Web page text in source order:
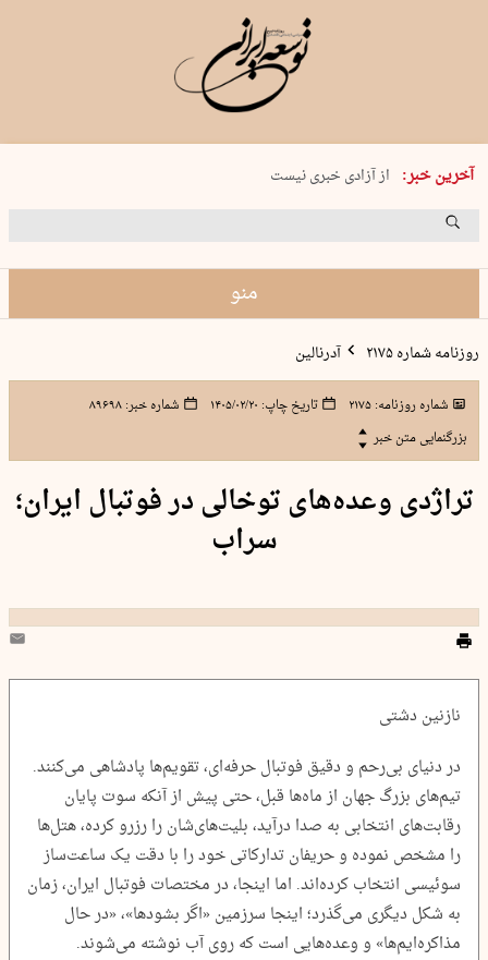
آخرین خبر:
یکشنبه 18 مرداد 1405 شماره 2245
از آزادی خبری نیست
۸۸۸ نفر سال گذشته بر اثر غرق‌شدگی جان …
منو
روزنامه شماره ۲۱۷۵ آدرنالین
شماره روزنامه:۲۱۷۵ تاریخ چاپ: ۱۴۰۵/۰۲/۲۰ شماره خبر:۸۹۶۹۸
بزرگنمایی متن خبر
تراژدی وعده‌های توخالی در فوتبال ایران؛
سراب
نازنین دشتی
در دنیای بی‌رحم و دقیق فوتبال حرفه‌ای، تقویم‌ها پادشاهی می‌کنند.
تیم‌های بزرگ جهان از ماه‌ها قبل، حتی پیش از آنکه سوت پایان
رقابت‌های انتخابی به صدا درآید، بلیت‌های‌شان را رزرو کرده، هتل‌ها
را مشخص نموده و حریفان تدارکاتی خود را با دقت یک ساعت‌ساز
سوئیسی انتخاب کرده‌اند. اما اینجا، در مختصات فوتبال ایران، زمان
به شکل دیگری می‌گذرد؛ اینجا سرزمین «اگر بشودها»، «در حال
مذاکره‌ایم‌ها» و وعده‌هایی است که روی آب نوشته می‌شوند.